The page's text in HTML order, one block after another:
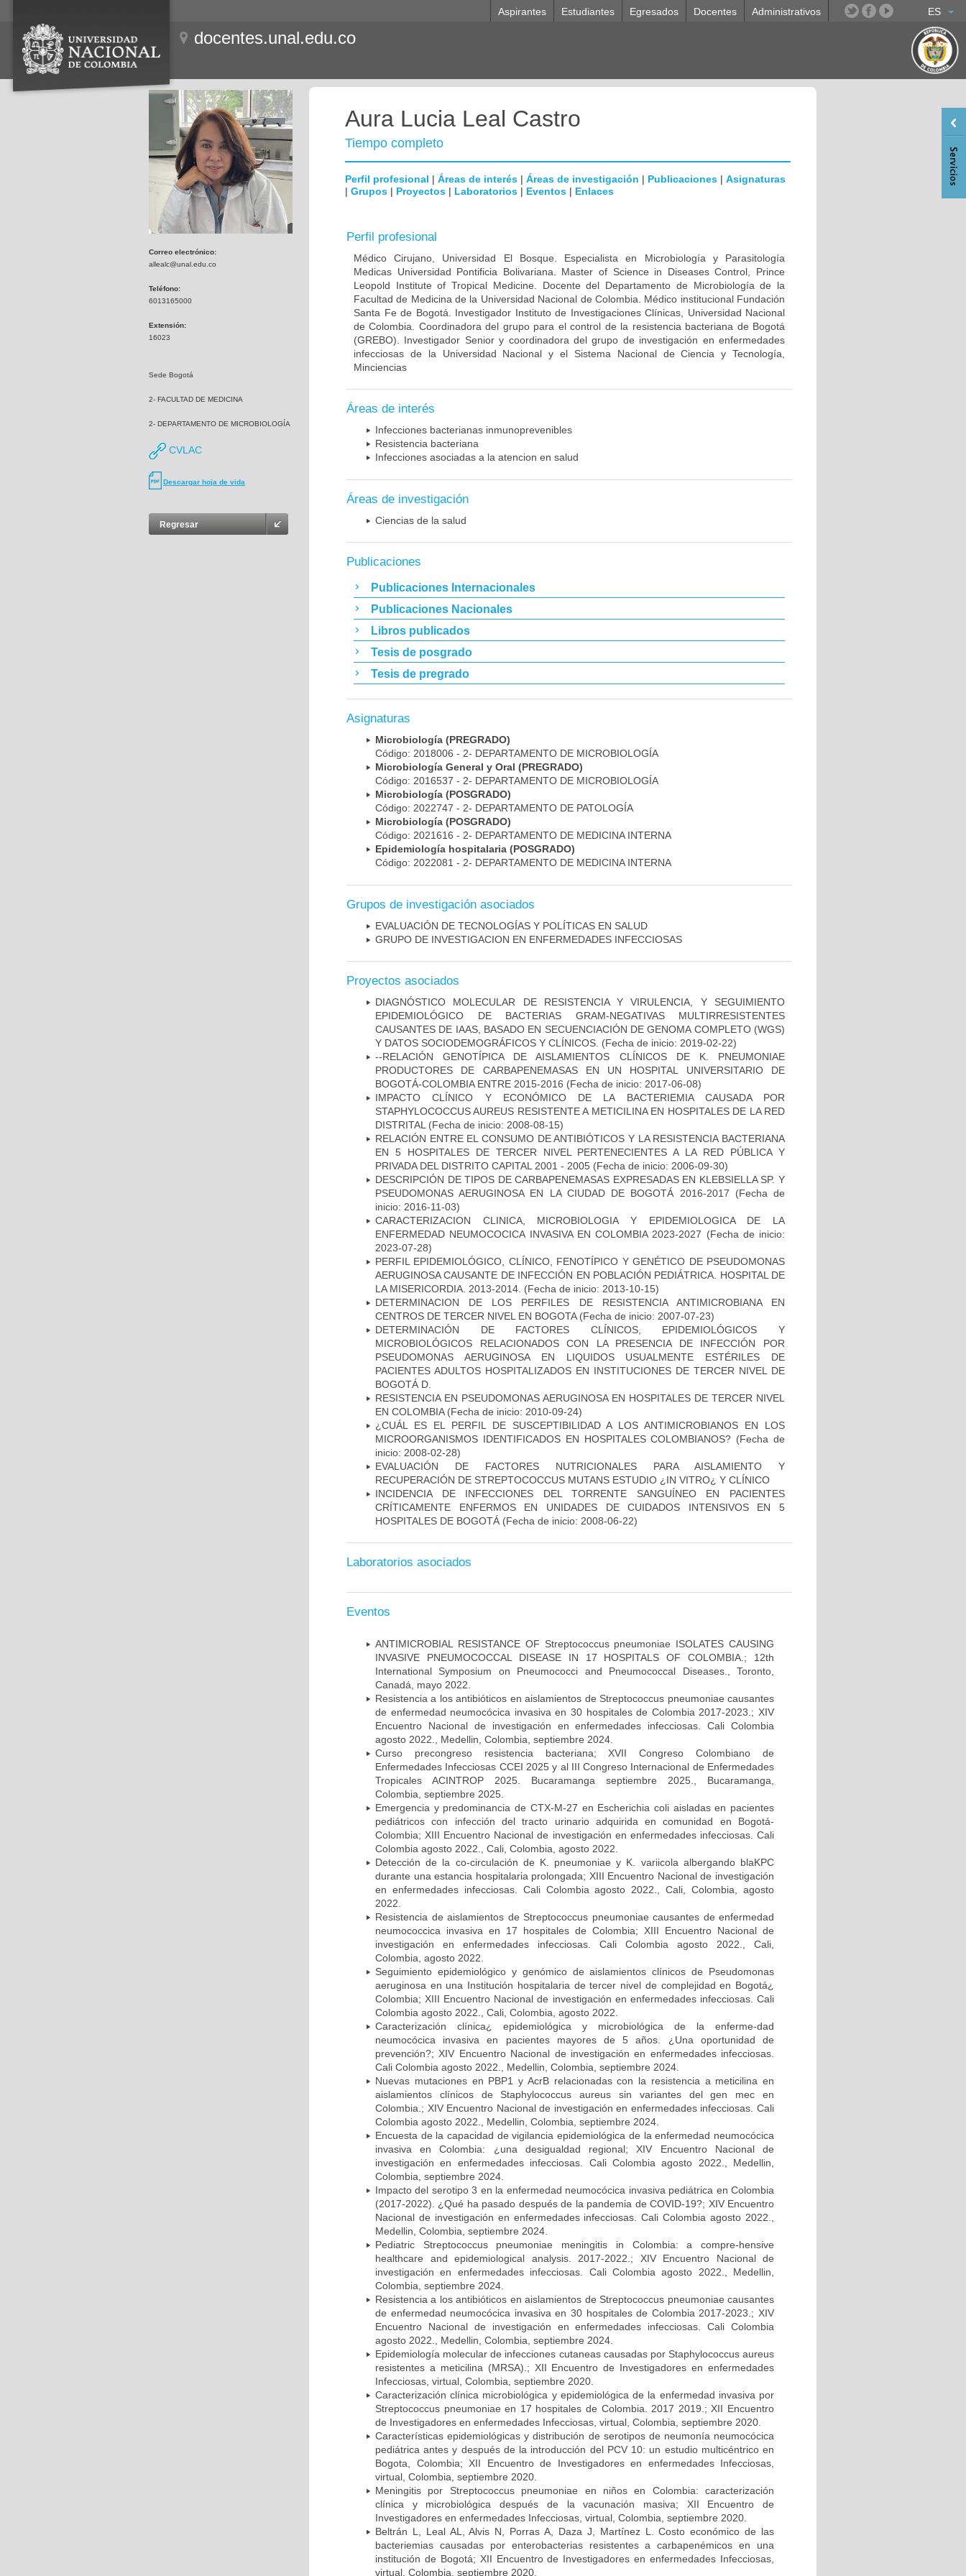
ES
Aspirantes Estudiantes Egresados Docentes Administrativos
docentes.unal.edu.co
Correo electrónico:
allealc@unal.edu.co
Teléfono:
6013165000
Extensión:
16023
Sede Bogotá
2- FACULTAD DE MEDICINA
2- DEPARTAMENTO DE MICROBIOLOGÍA
CVLAC
Descargar hoja de vida
Regresar
Aura Lucia Leal Castro
Tiempo completo
Perfil profesional | Áreas de interés | Áreas de investigación | Publicaciones | Asignaturas
| Grupos | Proyectos | Laboratorios | Eventos | Enlaces
Perfil profesional
Médico Cirujano, Universidad El Bosque. Especialista en Microbiología y Parasitología
Medicas Universidad Pontificia Bolivariana. Master of Science in Diseases Control, Prince
Leopold Institute of Tropical Medicine. Docente del Departamento de Microbiología de la
Facultad de Medicina de la Universidad Nacional de Colombia. Médico institucional Fundación
Santa Fe de Bogotá. Investigador Instituto de Investigaciones Clínicas, Universidad Nacional
de Colombia. Coordinadora del grupo para el control de la resistencia bacteriana de Bogotá
(GREBO). Investigador Senior y coordinadora del grupo de investigación en enfermedades
infecciosas de la Universidad Nacional y el Sistema Nacional de Ciencia y Tecnología,
Minciencias
Áreas de interés
Infecciones bacterianas inmunoprevenibles
Resistencia bacteriana
Infecciones asociadas a la atencion en salud
Áreas de investigación
Ciencias de la salud
Publicaciones
Publicaciones Internacionales
Publicaciones Nacionales
Libros publicados
Tesis de posgrado
Tesis de pregrado
Asignaturas
Microbiología (PREGRADO)
Código: 2018006 - 2- DEPARTAMENTO DE MICROBIOLOGÍA
Microbiología General y Oral (PREGRADO)
Código: 2016537 - 2- DEPARTAMENTO DE MICROBIOLOGÍA
Microbiología (POSGRADO)
Código: 2022747 - 2- DEPARTAMENTO DE PATOLOGÍA
Microbiología (POSGRADO)
Código: 2021616 - 2- DEPARTAMENTO DE MEDICINA INTERNA
Epidemiología hospitalaria (POSGRADO)
Código: 2022081 - 2- DEPARTAMENTO DE MEDICINA INTERNA
Grupos de investigación asociados
EVALUACIÓN DE TECNOLOGÍAS Y POLÍTICAS EN SALUD
GRUPO DE INVESTIGACION EN ENFERMEDADES INFECCIOSAS
Proyectos asociados
DIAGNÓSTICO MOLECULAR DE RESISTENCIA Y VIRULENCIA, Y SEGUIMIENTO
EPIDEMIOLÓGICO DE BACTERIAS GRAM-NEGATIVAS MULTIRRESISTENTES
CAUSANTES DE IAAS, BASADO EN SECUENCIACIÓN DE GENOMA COMPLETO (WGS)
Y DATOS SOCIODEMOGRÁFICOS Y CLÍNICOS. (Fecha de inicio: 2019-02-22)
--RELACIÓN GENOTÍPICA DE AISLAMIENTOS CLÍNICOS DE K. PNEUMONIAE
PRODUCTORES DE CARBAPENEMASAS EN UN HOSPITAL UNIVERSITARIO DE
BOGOTÁ-COLOMBIA ENTRE 2015-2016 (Fecha de inicio: 2017-06-08)
IMPACTO CLÍNICO Y ECONÓMICO DE LA BACTERIEMIA CAUSADA POR
STAPHYLOCOCCUS AUREUS RESISTENTE A METICILINA EN HOSPITALES DE LA RED
DISTRITAL (Fecha de inicio: 2008-08-15)
RELACIÓN ENTRE EL CONSUMO DE ANTIBIÓTICOS Y LA RESISTENCIA BACTERIANA
EN 5 HOSPITALES DE TERCER NIVEL PERTENECIENTES A LA RED PÚBLICA Y
PRIVADA DEL DISTRITO CAPITAL 2001 - 2005 (Fecha de inicio: 2006-09-30)
DESCRIPCIÓN DE TIPOS DE CARBAPENEMASAS EXPRESADAS EN KLEBSIELLA SP. Y
PSEUDOMONAS AERUGINOSA EN LA CIUDAD DE BOGOTÁ 2016-2017 (Fecha de
inicio: 2016-11-03)
CARACTERIZACION CLINICA, MICROBIOLOGIA Y EPIDEMIOLOGICA DE LA
ENFERMEDAD NEUMOCOCICA INVASIVA EN COLOMBIA 2023-2027 (Fecha de inicio:
2023-07-28)
PERFIL EPIDEMIOLÓGICO, CLÍNICO, FENOTÍPICO Y GENÉTICO DE PSEUDOMONAS
AERUGINOSA CAUSANTE DE INFECCIÓN EN POBLACIÓN PEDIÁTRICA. HOSPITAL DE
LA MISERICORDIA. 2013-2014. (Fecha de inicio: 2013-10-15)
DETERMINACION DE LOS PERFILES DE RESISTENCIA ANTIMICROBIANA EN
CENTROS DE TERCER NIVEL EN BOGOTA(Fecha de inicio: 2007-07-23)
DETERMINACIÓN DE FACTORES CLÍNICOS, EPIDEMIOLÓGICOS Y
MICROBIOLÓGICOS RELACIONADOS CON LA PRESENCIA DE INFECCIÓN POR
PSEUDOMONAS AERUGINOSA EN LIQUIDOS USUALMENTE ESTÉRILES DE
PACIENTES ADULTOS HOSPITALIZADOS EN INSTITUCIONES DE TERCER NIVEL DE
BOGOTÁ D.
RESISTENCIA EN PSEUDOMONAS AERUGINOSA EN HOSPITALES DE TERCER NIVEL
EN COLOMBIA (Fecha de inicio: 2010-09-24)
¿CUÁL ES EL PERFIL DE SUSCEPTIBILIDAD A LOS ANTIMICROBIANOS EN LOS
MICROORGANISMOS IDENTIFICADOS EN HOSPITALES COLOMBIANOS? (Fecha de
inicio: 2008-02-28)
EVALUACIÓN DE FACTORES NUTRICIONALES PARA AISLAMIENTO Y
RECUPERACIÓN DE STREPTOCOCCUS MUTANS ESTUDIO ¿IN VITRO¿ Y CLÍNICO
INCIDENCIA DE INFECCIONES DEL TORRENTE SANGUÍNEO EN PACIENTES
CRÍTICAMENTE ENFERMOS EN UNIDADES DE CUIDADOS INTENSIVOS EN 5
HOSPITALES DE BOGOTÁ (Fecha de inicio: 2008-06-22)
Laboratorios asociados
Eventos
ANTIMICROBIAL RESISTANCE OF Streptococcus pneumoniae ISOLATES CAUSING
INVASIVE PNEUMOCOCCAL DISEASE IN 17 HOSPITALS OF COLOMBIA.; 12th
International Symposium on Pneumococci and Pneumococcal Diseases., Toronto,
Canadá, mayo 2022.
Resistencia a los antibióticos en aislamientos de Streptococcus pneumoniae causantes
de enfermedad neumocócica invasiva en 30 hospitales de Colombia 2017-2023.; XIV
Encuentro Nacional de investigación en enfermedades infecciosas. Cali Colombia
agosto 2022., Medellin, Colombia, septiembre 2024.
Curso precongreso resistencia bacteriana; XVII Congreso Colombiano de
Enfermedades Infecciosas CCEI 2025 y al III Congreso Internacional de Enfermedades
Tropicales ACINTROP 2025. Bucaramanga septiembre 2025., Bucaramanga,
Colombia, septiembre 2025.
Emergencia y predominancia de CTX-M-27 en Escherichia coli aisladas en pacientes
pediátricos con infección del tracto urinario adquirida en comunidad en Bogotá-
Colombia; XIII Encuentro Nacional de investigación en enfermedades infecciosas. Cali
Colombia agosto 2022., Cali, Colombia, agosto 2022.
Detección de la co-circulación de K. pneumoniae y K. variicola albergando blaKPC
durante una estancia hospitalaria prolongada; XIII Encuentro Nacional de investigación
en enfermedades infecciosas. Cali Colombia agosto 2022., Cali, Colombia, agosto
2022.
Resistencia de aislamientos de Streptococcus pneumoniae causantes de enfermedad
neumococcica invasiva en 17 hospitales de Colombia; XIII Encuentro Nacional de
investigación en enfermedades infecciosas. Cali Colombia agosto 2022., Cali,
Colombia, agosto 2022.
Seguimiento epidemiológico y genómico de aislamientos clínicos de Pseudomonas
aeruginosa en una Institución hospitalaria de tercer nivel de complejidad en Bogotá¿
Colombia; XIII Encuentro Nacional de investigación en enfermedades infecciosas. Cali
Colombia agosto 2022., Cali, Colombia, agosto 2022.
Caracterización clínica¿ epidemiológica y microbiológica de la enferme-dad
neumocócica invasiva en pacientes mayores de 5 años. ¿Una oportunidad de
prevención?; XIV Encuentro Nacional de investigación en enfermedades infecciosas.
Cali Colombia agosto 2022., Medellin, Colombia, septiembre 2024.
Nuevas mutaciones en PBP1 y AcrB relacionadas con la resistencia a meticilina en
aislamientos clínicos de Staphylococcus aureus sin variantes del gen mec en
Colombia.; XIV Encuentro Nacional de investigación en enfermedades infecciosas. Cali
Colombia agosto 2022., Medellin, Colombia, septiembre 2024.
Encuesta de la capacidad de vigilancia epidemiológica de la enfermedad neumocócica
invasiva en Colombia: ¿una desigualdad regional; XIV Encuentro Nacional de
investigación en enfermedades infecciosas. Cali Colombia agosto 2022., Medellin,
Colombia, septiembre 2024.
Impacto del serotipo 3 en la enfermedad neumocócica invasiva pediátrica en Colombia
(2017-2022). ¿Qué ha pasado después de la pandemia de COVID-19?; XIV Encuentro
Nacional de investigación en enfermedades infecciosas. Cali Colombia agosto 2022.,
Medellin, Colombia, septiembre 2024.
Pediatric Streptococcus pneumoniae meningitis in Colombia: a compre-hensive
healthcare and epidemiological analysis. 2017-2022.; XIV Encuentro Nacional de
investigación en enfermedades infecciosas. Cali Colombia agosto 2022., Medellin,
Colombia, septiembre 2024.
Resistencia a los antibióticos en aislamientos de Streptococcus pneumoniae causantes
de enfermedad neumocócica invasiva en 30 hospitales de Colombia 2017-2023.; XIV
Encuentro Nacional de investigación en enfermedades infecciosas. Cali Colombia
agosto 2022., Medellin, Colombia, septiembre 2024.
Epidemiología molecular de infecciones cutaneas causadas por Staphylococcus aureus
resistentes a meticilina (MRSA).; XII Encuentro de Investigadores en enfermedades
Infecciosas, virtual, Colombia, septiembre 2020.
Caracterización clínica microbiológica y epidemiológica de la enfermedad invasiva por
Streptococcus pneumoniae en 17 hospitales de Colombia. 2017 2019.; XII Encuentro
de Investigadores en enfermedades Infecciosas, virtual, Colombia, septiembre 2020.
Características epidemiológicas y distribución de serotipos de neumonía neumocócica
pediátrica antes y después de la introducción del PCV 10: un estudio multicéntrico en
Bogota, Colombia; XII Encuentro de Investigadores en enfermedades Infecciosas,
virtual, Colombia, septiembre 2020.
Meningitis por Streptococcus pneumoniae en niños en Colombia: caracterización
clínica y microbiológica después de la vacunación masiva; XII Encuentro de
Investigadores en enfermedades Infecciosas, virtual, Colombia, septiembre 2020.
Beltrán L, Leal AL, Alvis N, Porras A, Daza J, Martínez L. Costo económico de las
bacteriemias causadas por enterobacterias resistentes a carbapenémicos en una
institución de Bogotá; XII Encuentro de Investigadores en enfermedades Infecciosas,
virtual, Colombia, septiembre 2020.